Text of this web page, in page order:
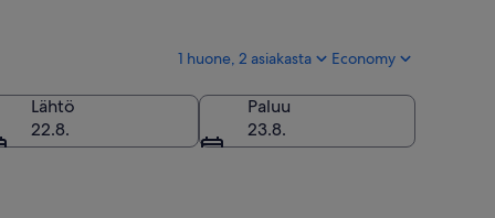
1 huone, 2 asiakasta Economy
Lähtö
22.8.
Paluu
23.8.